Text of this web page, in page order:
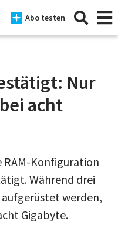
Abo testen
Nur
acht
RAM-Konfiguration
Während drei
werden,
Gigabyte.